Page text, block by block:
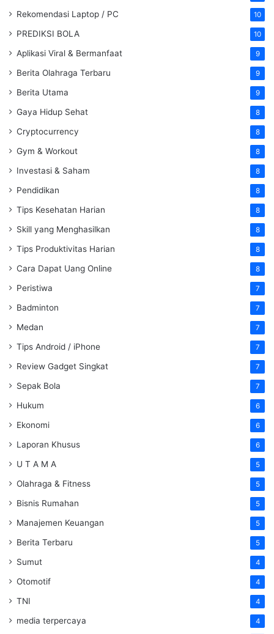
Rekomendasi Laptop / PC 10
PREDIKSI BOLA 10
Aplikasi Viral & Bermanfaat 9
Berita Olahraga Terbaru 9
Berita Utama 9
Gaya Hidup Sehat 8
Cryptocurrency 8
Gym & Workout 8
Investasi & Saham 8
Pendidikan 8
Tips Kesehatan Harian 8
Skill yang Menghasilkan 8
Tips Produktivitas Harian 8
Cara Dapat Uang Online 8
Peristiwa 7
Badminton 7
Medan 7
Tips Android / iPhone 7
Review Gadget Singkat 7
Sepak Bola 7
Hukum 6
Ekonomi 6
Laporan Khusus 6
U T A M A 5
Olahraga & Fitness 5
Bisnis Rumahan 5
Manajemen Keuangan 5
Berita Terbaru 5
Sumut 4
Otomotif 4
TNI 4
media terpercaya 4